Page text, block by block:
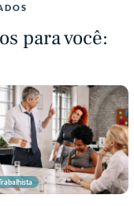
para você: